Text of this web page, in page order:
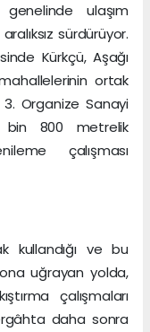
genelinde ulaşım
sürdürüyor.
Kürkçü, Aşağı
ortak
3. Organize Sanayi
bin 800 metrelik
çalışması
kullandığı ve bu
uğrayan yolda,
çalışmaları
daha sonra